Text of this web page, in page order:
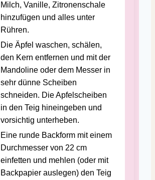
Milch, Vanille, Zitronenschale
hinzufügen und alles unter
Rühren.
Die Äpfel waschen, schälen,
den Kern entfernen und mit der
Mandoline oder dem Messer in
sehr dünne Scheiben
schneiden. Die Apfelscheiben
in den Teig hineingeben und
vorsichtig unterheben.
Eine runde Backform mit einem
Durchmesser von 22 cm
einfetten und mehlen (oder mit
Backpapier auslegen) den Teig